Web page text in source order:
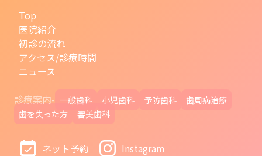
Top
医院紹介
初診の流れ
アクセス/診療時間
ニュース
診療案内- 一般歯科 小児歯科 予防歯科
歯周病治療
歯を失った方
審美歯科
ネット予約 Instagram